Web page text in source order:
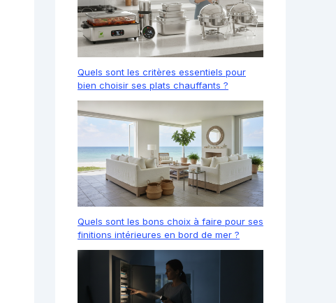
Quels sont les critères essentiels pour
bien choisir ses plats chauffants ?
Quels sont les bons choix à faire pour ses
finitions intérieures en bord de mer ?